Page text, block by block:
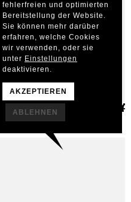
fehlerfreien und optimierten
Bereitstellung der Website.
Sie können mehr darüber
erfahren, welche Cookies
wir verwenden, oder sie
unter Einstellungen
deaktivieren.
AKZEPTIEREN
ABLEHNEN